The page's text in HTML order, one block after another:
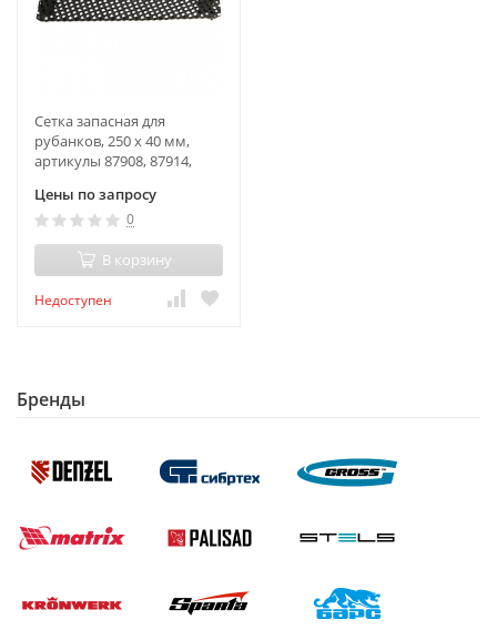
Сетка запасная для
рубанков, 250 х 40 мм,
артикулы 87908, 87914,
Цены по запросу
0
В корзину
Недоступен
Бренды